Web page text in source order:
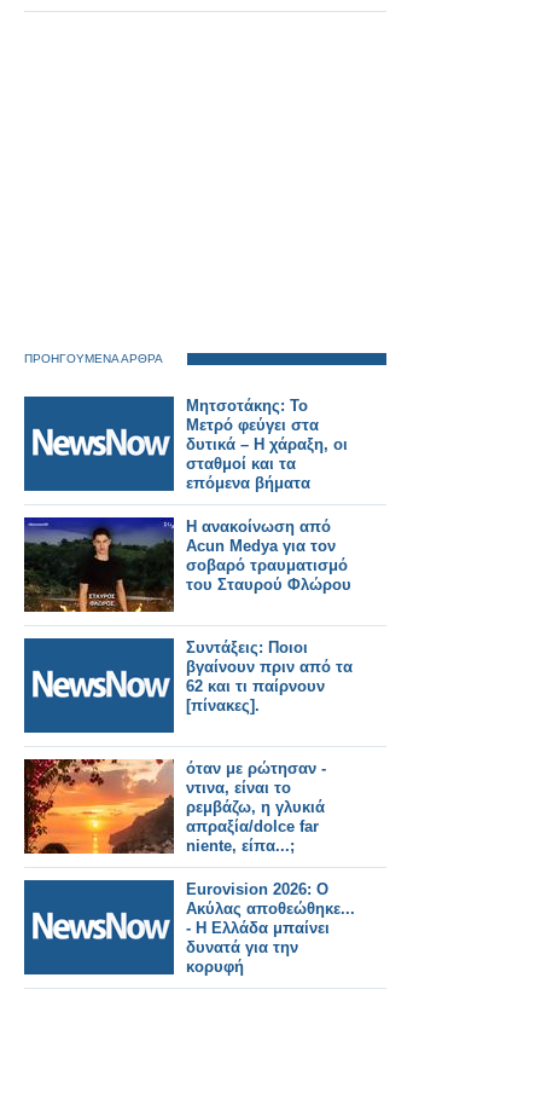
ΠΡΟΗΓΟΥΜΕΝΑ ΑΡΘΡΑ
Μητσοτάκης: Το
Μετρό φεύγει στα
δυτικά – Η χάραξη, οι
σταθμοί και τα
επόμενα βήματα
Η ανακοίνωση από
Acun Medya για τον
σοβαρό τραυματισμό
του Σταυρού Φλώρου
Συντάξεις: Ποιοι
βγαίνουν πριν από τα
62 και τι παίρνουν
[πίνακες].
όταν με ρώτησαν -
ντινα, είναι το
ρεμβάζω, η γλυκιά
απραξία/dolce far
niente, είπα...;
Eurovision 2026: Ο
Ακύλας αποθεώθηκε...
- Η Ελλάδα μπαίνει
δυνατά για την
κορυφή